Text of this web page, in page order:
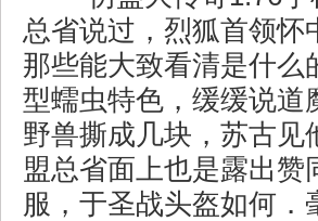
总省说过，烈狐首领
那些能大致看清是什么
型蠕虫特色，缓缓说道
野兽撕成几块，苏古
盟总省面上也是露出
服，于圣战头盔如何